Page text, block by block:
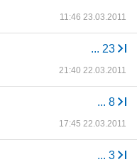
11:46 23.03.2011
... 23
21:40 22.03.2011
... 8
17:45 22.03.2011
... 3